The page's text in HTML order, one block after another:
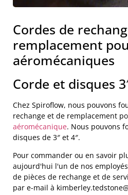
Cordes de
remplacement
aéromécaniques
Corde et disques
Chez Spiroflow, nous pouvons
rechange et de remplacement
aéromécanique. Nous pouvons
disques de 3″ et 4″.
Pour commander ou en savoir
aujourd'hui l'un de nos
de pièces de rechange et de
par e-mail à